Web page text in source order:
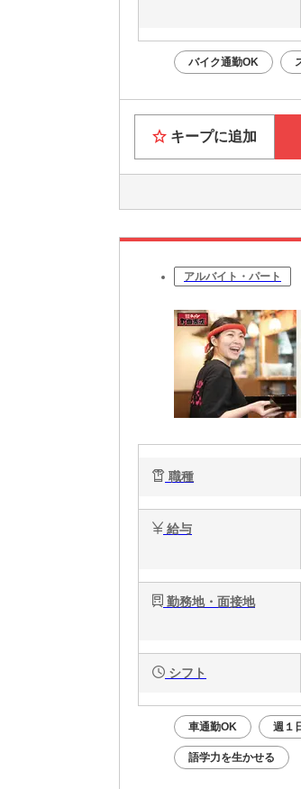
バイク通勤OK
キープに追加
アルバイト・パート
職種
給与
勤務地・面接地
シフト
車通勤OK 週１
語学力を生かせる